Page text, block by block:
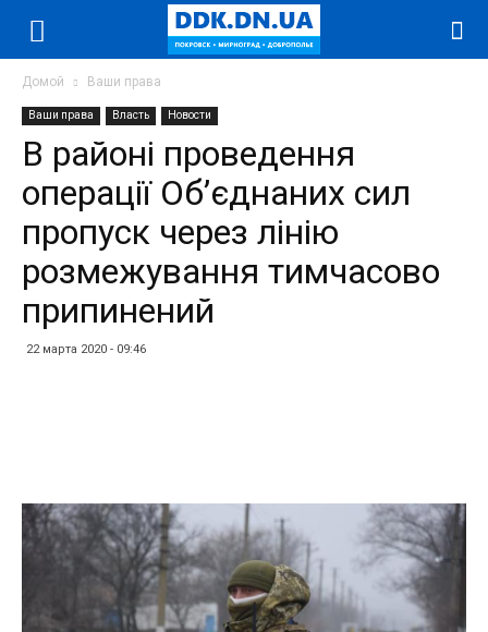
Домой Ваши права
Ваши права Власть Новости
В районі проведення
операції Об’єднаних сил
пропуск через лінію
розмежування тимчасово
припинений
22 марта 2020 - 09:46